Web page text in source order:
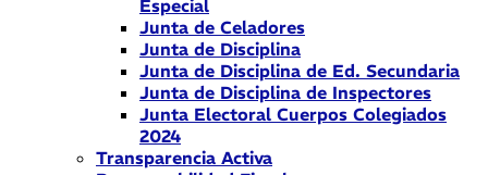
Especial
Junta de Celadores
Junta de Disciplina
Junta de Disciplina de Ed. Secundaria
Junta de Disciplina de Inspectores
Junta Electoral Cuerpos Colegiados
2024
Transparencia Activa